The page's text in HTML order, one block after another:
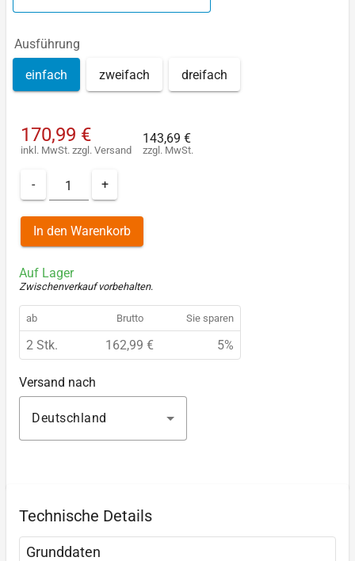
Ausführung
einfach zweifach dreifach
170,99 €
inkl. MwSt. zzgl. Versand
143,69 €
zzgl. MwSt.
- +
In den Warenkorb
Auf Lager
Zwischenverkauf vorbehalten.
ab Brutto Sie sparen
2 Stk. 162,99 € 5%
Versand nach
Deutschland
Technische Details
Grunddaten